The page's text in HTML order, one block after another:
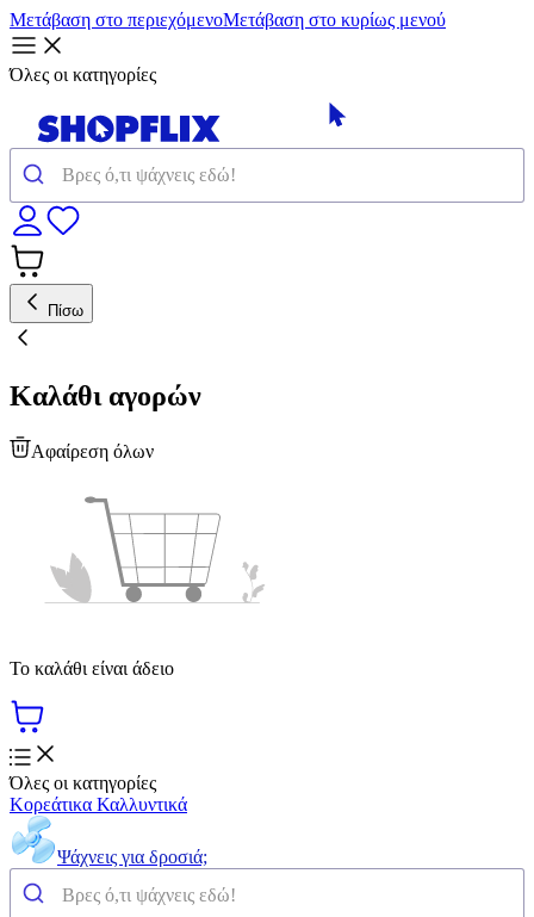
Μετάβαση στο περιεχόμενοΜετάβαση στο κυρίως μενού
Όλες οι κατηγορίες
Πίσω
Καλάθι αγορών
Αφαίρεση όλων
Το καλάθι είναι άδειο
Όλες οι κατηγορίες
Κορεάτικα Καλλυντικά
Ψάχνεις για δροσιά;